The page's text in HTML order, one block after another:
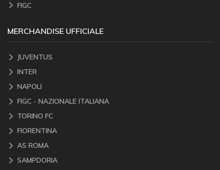
FIGC
MERCHANDISE UFFICIALE
JUVENTUS
INTER
NAPOLI
FIGC - NAZIONALE ITALIANA
TORINO FC
FIORENTINA
AS ROMA
SAMPDORIA